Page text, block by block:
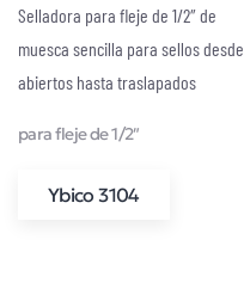
Selladora para fleje de 1/2″ de
muesca sencilla para sellos desde
abiertos hasta traslapados
para fleje de 1/2″
Ybico 3104